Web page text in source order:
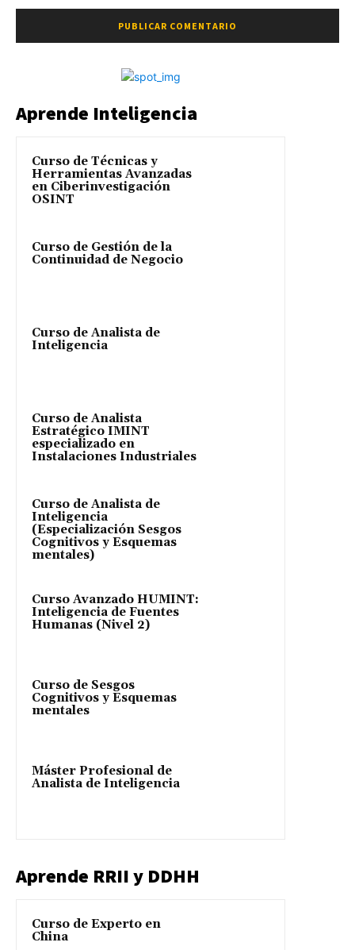
Aprende Inteligencia
Curso de Técnicas y
Herramientas Avanzadas
en Ciberinvestigación
OSINT
Curso de Gestión de la
Continuidad de Negocio
Curso de Analista de
Inteligencia
Curso de Analista
Estratégico IMINT
especializado en
Instalaciones Industriales
Curso de Analista de
Inteligencia
(Especialización Sesgos
Cognitivos y Esquemas
mentales)
Curso Avanzado HUMINT:
Inteligencia de Fuentes
Humanas (Nivel 2)
Curso de Sesgos
Cognitivos y Esquemas
mentales
Máster Profesional de
Analista de Inteligencia
Aprende RRII y DDHH
Curso de Experto en
China